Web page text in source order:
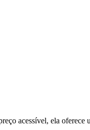
acessível, ela oferece